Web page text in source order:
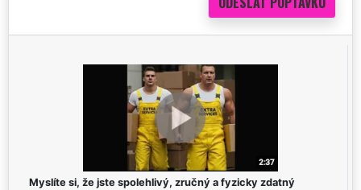
Myslíte si, že jste spolehlivý, zručný a fyzicky zdatný